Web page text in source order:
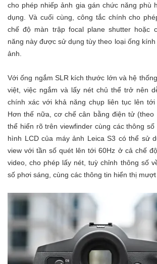
cho phép nhiếp ảnh gia gán chức năng phù
dụng. Và cuối cùng, công tắc chính cho
chế độ màn trập focal plane shutter hoặc
năng này được sử dụng tùy theo loại ống
ảnh.
Với ống ngắm SLR kích thước lớn và hệ
việt, việc ngắm và lấy nét chủ thể trở nên
chính xác với khả năng chụp liên tục lên tới
Hơn thế nữa, cơ chế cân bằng điện tử (theo
thể hiển rõ trên viewfinder cùng các thông số
hình LCD của máy ảnh Leica S3 có thể sử
view với tần số quét lên tới 60Hz ở cả chế
video, cho phép lấy nét, tuỳ chỉnh thông số
số phơi sáng, cùng các thông tin hiển thị mượt